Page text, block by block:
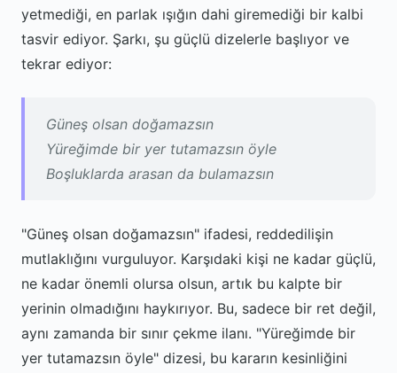
yetmediği, en parlak ışığın dahi giremediği bir kalbi
tasvir ediyor. Şarkı, şu güçlü dizelerle başlıyor ve
tekrar ediyor:
Güneş olsan doğamazsın
Yüreğimde bir yer tutamazsın öyle
Boşluklarda arasan da bulamazsın
"Güneş olsan doğamazsın" ifadesi, reddedilişin
mutlaklığını vurguluyor. Karşıdaki kişi ne kadar güçlü,
ne kadar önemli olursa olsun, artık bu kalpte bir
yerinin olmadığını haykırıyor. Bu, sadece bir ret değil,
aynı zamanda bir sınır çekme ilanı. "Yüreğimde bir
yer tutamazsın öyle" dizesi, bu kararın kesinliğini